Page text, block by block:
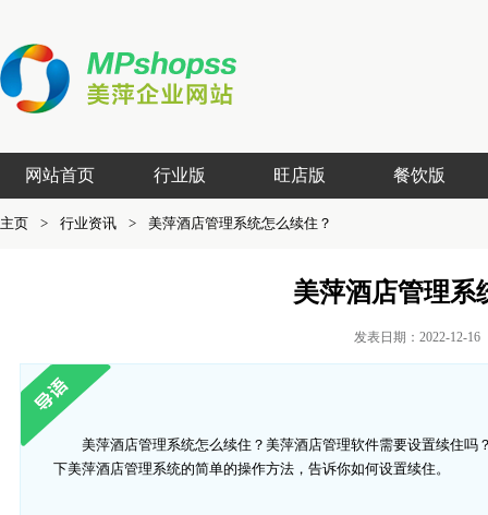
网站首页 行业版 旺店版 餐饮版
主页 > 行业资讯 > 美萍酒店管理系统怎么续住？
美萍酒店管理系
发表日期：2022-12-
美萍酒店管理系统怎么续住？美萍酒店管理软件需要设置续住
下美萍酒店管理系统的简单的操作方法，告诉你如何设置续住。